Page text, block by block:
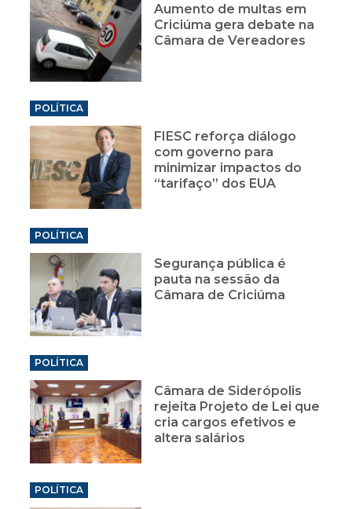
Aumento de multas em
Criciúma gera debate na
Câmara de Vereadores
POLÍTICA
FIESC reforça diálogo
com governo para
minimizar impactos do
“tarifaço” dos EUA
POLÍTICA
Segurança pública é
pauta na sessão da
Câmara de Criciúma
POLÍTICA
Câmara de Siderópolis
rejeita Projeto de Lei que
cria cargos efetivos e
altera salários
POLÍTICA